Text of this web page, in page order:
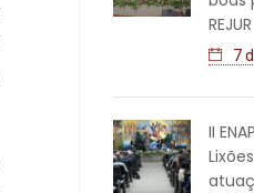
REJUR
7
II